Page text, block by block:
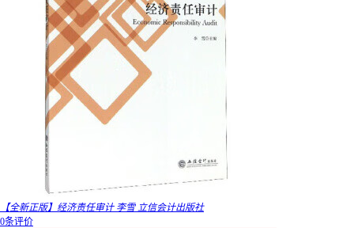
【全新正版】经济责任审计 李雪 立信会计出版社
0条评价